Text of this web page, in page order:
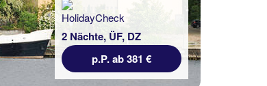
2 Nächte, ÜF, DZ
p.P. ab 381 €